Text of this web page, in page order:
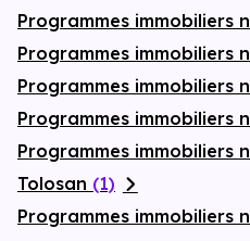
Programmes immobiliers
Programmes immobiliers
Programmes immobiliers
Programmes immobiliers
Programmes immobiliers
Tolosan (1)
Programmes immobiliers